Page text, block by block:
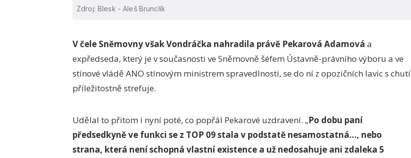
Zdroj: Blesk - Aleš Brunclík
V čele Sněmovny však Vondráčka nahradila právě Pekarová Adamová a
expředseda, který je v současnosti ve Sněmovně šéfem Ústavně-právního výboru a ve
stínové vládě ANO stínovým ministrem spravedlnosti, se do ní z opozičních lavic s chutí
příležitostně strefuje.
Udělal to přitom i nyní poté, co popřál Pekarové uzdravení. „Po dobu paní
předsedkyně ve funkci se z TOP 09 stala v podstatě nesamostatná…, nebo
strana, která není schopná vlastní existence a už nedosahuje ani zdaleka 5